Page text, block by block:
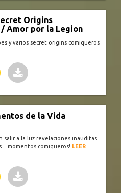
Origins
Amor por la Legion
y varios secret origins comiqueros
de la Vida
salir a la luz revelaciones inauditas
momentos comiqueros! LEER